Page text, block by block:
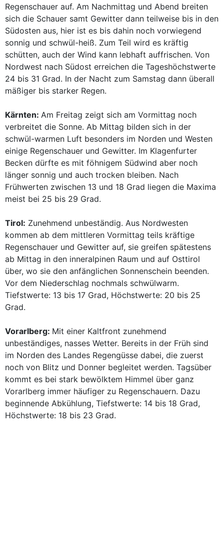
Regenschauer auf. Am Nachmittag und Abend breiten
sich die Schauer samt Gewitter dann teilweise bis in den
Südosten aus, hier ist es bis dahin noch vorwiegend
sonnig und schwül-heiß. Zum Teil wird es kräftig
schütten, auch der Wind kann lebhaft auffrischen. Von
Nordwest nach Südost erreichen die Tageshöchstwerte
24 bis 31 Grad. In der Nacht zum Samstag dann überall
mäßiger bis starker Regen.
Kärnten: Am Freitag zeigt sich am Vormittag noch
verbreitet die Sonne. Ab Mittag bilden sich in der
schwül-warmen Luft besonders im Norden und Westen
einige Regenschauer und Gewitter. Im Klagenfurter
Becken dürfte es mit föhnigem Südwind aber noch
länger sonnig und auch trocken bleiben. Nach
Frühwerten zwischen 13 und 18 Grad liegen die Maxima
meist bei 25 bis 29 Grad.
Tirol: Zunehmend unbeständig. Aus Nordwesten
kommen ab dem mittleren Vormittag teils kräftige
Regenschauer und Gewitter auf, sie greifen spätestens
ab Mittag in den inneralpinen Raum und auf Osttirol
über, wo sie den anfänglichen Sonnenschein beenden.
Vor dem Niederschlag nochmals schwülwarm.
Tiefstwerte: 13 bis 17 Grad, Höchstwerte: 20 bis 25
Grad.
Vorarlberg: Mit einer Kaltfront zunehmend
unbeständiges, nasses Wetter. Bereits in der Früh sind
im Norden des Landes Regengüsse dabei, die zuerst
noch von Blitz und Donner begleitet werden. Tagsüber
kommt es bei stark bewölktem Himmel über ganz
Vorarlberg immer häufiger zu Regenschauern. Dazu
beginnende Abkühlung, Tiefstwerte: 14 bis 18 Grad,
Höchstwerte: 18 bis 23 Grad.